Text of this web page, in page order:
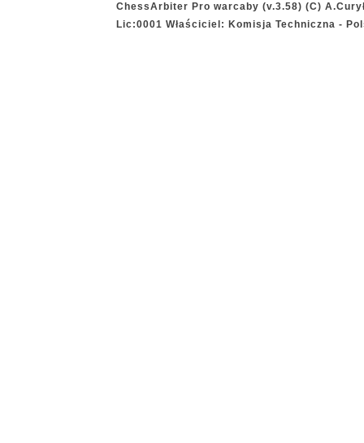
ChessArbiter Pro warcaby (v.3.58) (C)
Lic:0001 Właściciel: Komisja Techniczna -